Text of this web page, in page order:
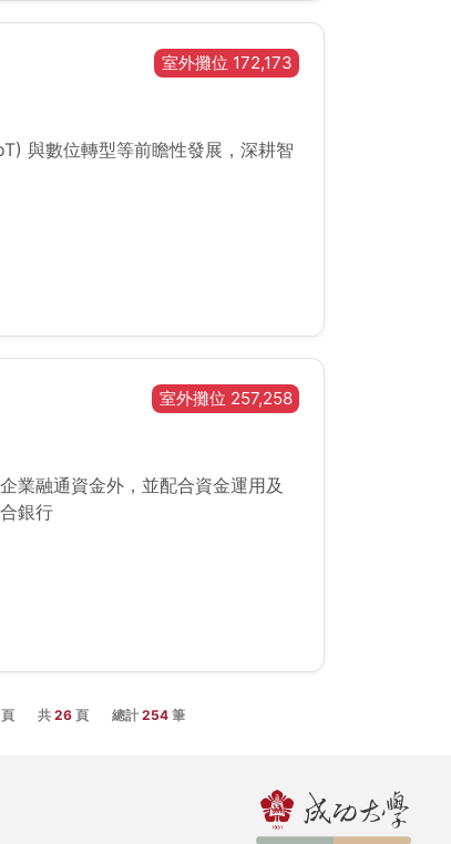
室外攤位 172,173
與數位轉型等前瞻性發展，深耕智
室外攤位 257,258
業融通資金外，並配合資金運用及
銀行
頁 共 26頁 總計 254筆